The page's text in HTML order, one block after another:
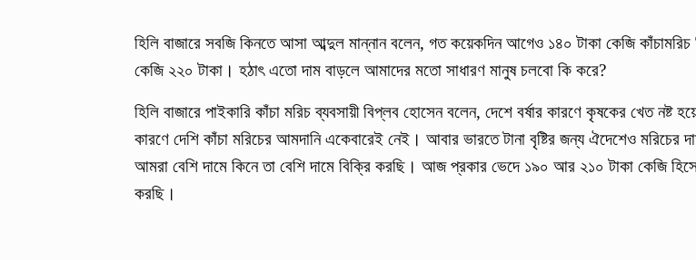
হিলি বাজারে সবজি কিনতে আসা আব্দুল মান্নান বলেন, গত কয়েকদিন আগেও ১৪০ টাকা কেজি
কেজি ২২০ টাকা। হঠাৎ এতো দাম বাড়লে আমাদের মতো সাধারণ মানুষ চলবো কি করে?
হিলি বাজারে পাইকারি কাঁচা মরিচ ব্যবসায়ী বিপ্লব হোসেন বলেন, দেশে বর্ষার কারণে কৃষকের খেত নষ্ট
কারণে দেশি কাঁচা মরিচের আমদানি একেবারেই নেই। আবার ভারতে টানা বৃষ্টির জন্য ঐদেশেও মরিচের
আমরা বেশি দামে কিনে তা বেশি দামে বিক্রি করছি। আজ প্রকার ভেদে ১৯০ আর ২১০ টাকা কেজি
করছি।